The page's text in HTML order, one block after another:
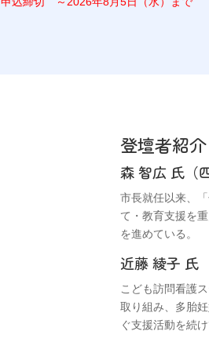
登壇者紹介
森 智広 氏（
市長就任以来、
て・教育支援を
を進めている。
近藤 綾子 氏
こども訪問看護
取り組み、多胎
ぐ支援活動を続け